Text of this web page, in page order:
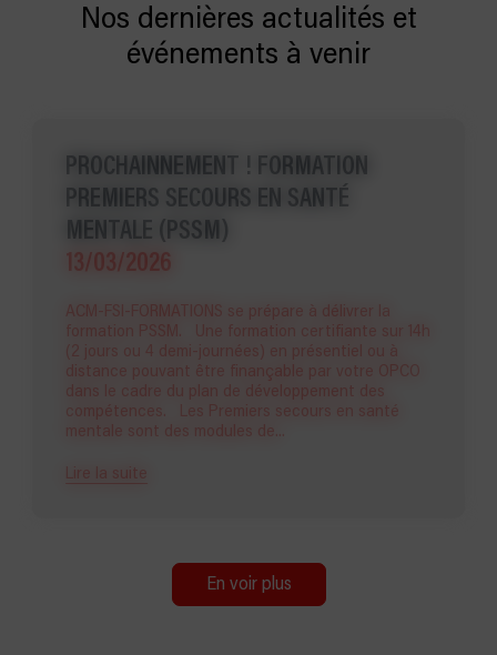
Nos dernières actualités et
événements à venir
PROCHAINNEMENT ! FORMATION
PREMIERS SECOURS EN SANTÉ
MENTALE (PSSM)
13/03/2026
ACM-FSI-FORMATIONS se prépare à délivrer la
distance pouvant être finançable par votre OPCO
compétences. Les Premiers secours en santé
mentale sont des modules de...
Lire la suite
En voir plus